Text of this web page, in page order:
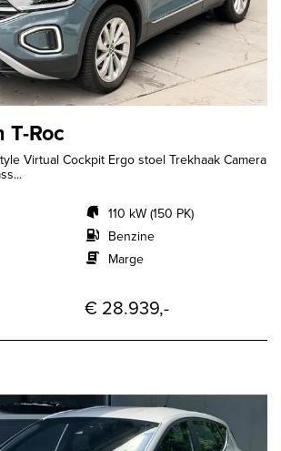
Roc
Virtual Cockpit Ergo stoel Trekhaak Camera
110 kW (150 PK)
Benzine
Marge
€ 28.939,-